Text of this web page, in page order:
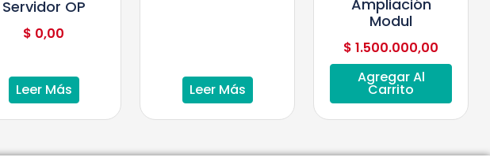
Servidor OP
$ 0,00
Leer Más Leer Más
Ampliación
Modul
$ 1.500.000,00
Agregar Al
Carrito